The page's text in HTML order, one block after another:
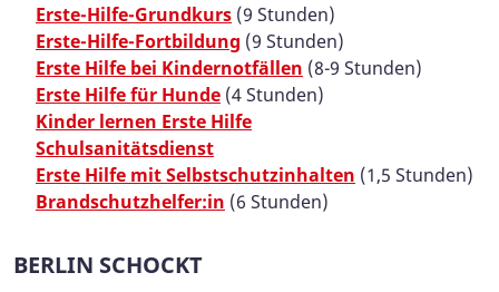
Erste-Hilfe-Grundkurs (9 Stunden)
Erste-Hilfe-Fortbildung (9 Stunden)
Erste Hilfe bei Kindernotfällen (8-9 Stunden)
Erste Hilfe für Hunde (4 Stunden)
Kinder lernen Erste Hilfe
Schulsanitätsdienst
Erste Hilfe mit Selbstschutzinhalten (1,5 Stunden)
Brandschutzhelfer:in (6 Stunden)
BERLIN SCHOCKT